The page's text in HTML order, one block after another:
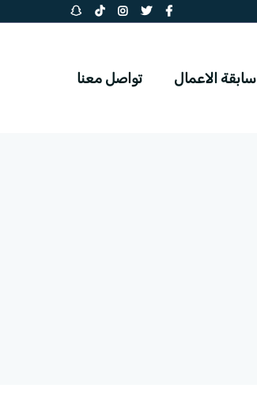
سابقة الاعمال تواصل معنا